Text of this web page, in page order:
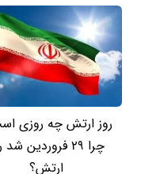
روز ارتش چه روزی
چرا 29 فروردین
ارتش؟